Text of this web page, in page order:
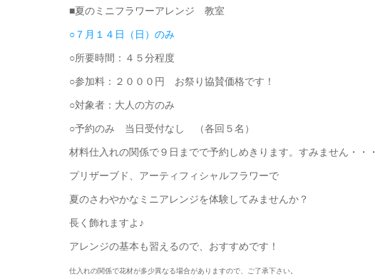
■夏のミニフラワーアレンジ 教室
○７月１４日（日）のみ
○所要時間：４５分程度
○参加料：２０００円 お祭り協賛価格です！
○対象者：大人の方のみ
○予約のみ 当日受付なし （各回５名）
材料仕入れの関係で９日までで予約しめきります。すみません・・・
プリザーブド、アーティフィシャルフラワーで
夏のさわやかなミニアレンジを体験してみませんか？
長く飾れますよ♪
アレンジの基本も習えるので、おすすめです！
仕入れの関係で花材が多少異なる場合がありますので、ご了承下さい。